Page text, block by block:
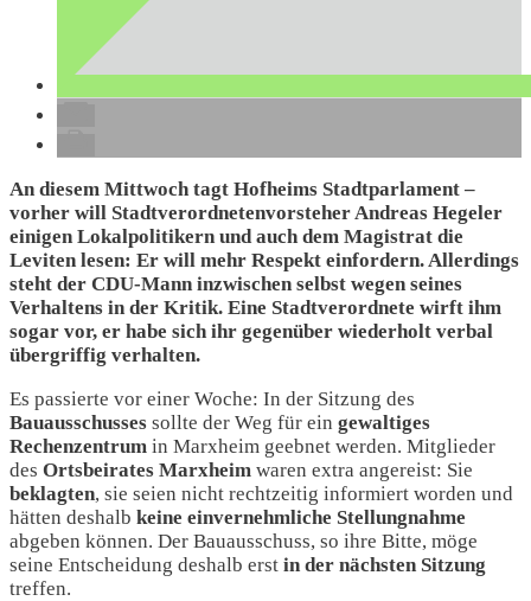
An diesem Mittwoch tagt Hofheims Stadtparlament –
vorher will Stadtverordnetenvorsteher Andreas Hegeler
einigen Lokalpolitikern und auch dem Magistrat die
Leviten lesen: Er will mehr Respekt einfordern. Allerdings
steht der CDU-Mann inzwischen selbst wegen seines
Verhaltens in der Kritik. Eine Stadtverordnete wirft ihm
sogar vor, er habe sich ihr gegenüber wiederholt verbal
übergriffig verhalten.
Es passierte vor einer Woche: In der Sitzung des
Bauausschusses sollte der Weg für ein gewaltiges
Rechenzentrum in Marxheim geebnet werden. Mitglieder
des Ortsbeirates Marxheim waren extra angereist: Sie
beklagten, sie seien nicht rechtzeitig informiert worden und
hätten deshalb keine einvernehmliche Stellungnahme
abgeben können. Der Bauausschuss, so ihre Bitte, möge
seine Entscheidung deshalb erst in der nächsten Sitzung
treffen.